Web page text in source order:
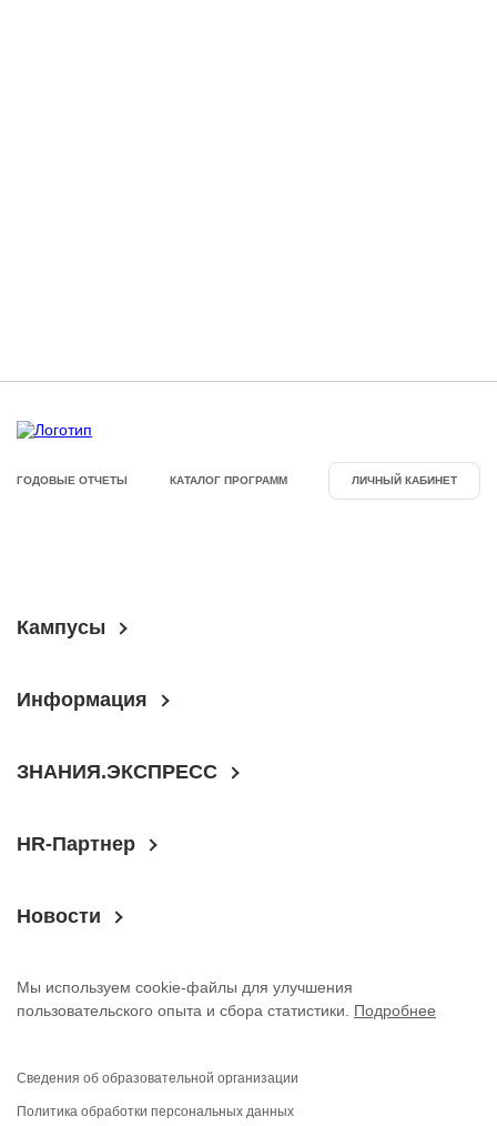
ГОДОВЫЕ ОТЧЕТЫ КАТАЛОГ ПРОГРАММ ЛИЧНЫЙ КАБИНЕТ
Кампусы
Информация
ЗНАНИЯ.ЭКСПРЕСС
HR-Партнер
Новости
Мы используем cookie-файлы для улучшения
пользовательского опыта и сбора статистики. Подробнее
Сведения об образовательной организации
Политика обработки персональных данных